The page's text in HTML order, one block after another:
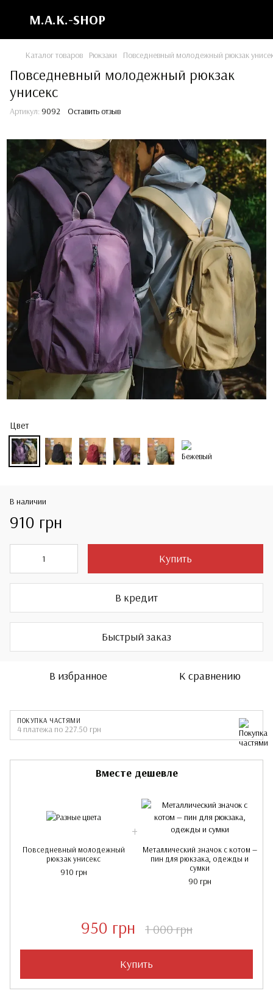
M.A.K.-SHOP
Каталог товаров Рюкзаки Повседневный молодежный рюкзак
Повседневный молодежный рюкзак
унисекс
Артикул: 9092 Оставить отзыв
Цвет
В наличии
910 грн
Купить
В кредит
Быстрый заказ
В избранное К сравнению
ПОКУПКА ЧАСТЯМИ
4 платежа по 227.50 грн
Вместе дешевле
Повседневный молодежный
рюкзак унисекс
910 грн
Металлический значок с котом —
пин для рюкзака, одежды и
сумки
90 грн
950 грн 1 000 грн
Купить